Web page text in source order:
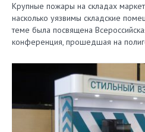
Крупные пожары на складах
насколько уязвимы складские
теме была посвящена
конференция, прошедшая на